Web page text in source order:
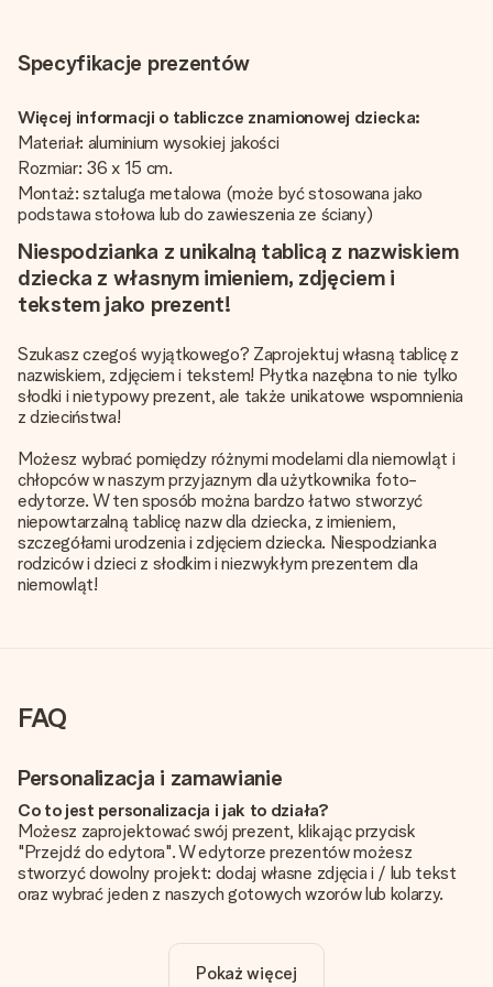
Specyfikacje prezentów
Więcej informacji o tabliczce znamionowej dziecka:
Materiał: aluminium wysokiej jakości
Rozmiar: 36 x 15 cm.
Montaż: sztaluga metalowa (może być stosowana jako
podstawa stołowa lub do zawieszenia ze ściany)
Niespodzianka z unikalną tablicą z nazwiskiem
dziecka z własnym imieniem, zdjęciem i
tekstem jako prezent!
Szukasz czegoś wyjątkowego? Zaprojektuj własną tablicę z
nazwiskiem, zdjęciem i tekstem! Płytka nazębna to nie tylko
słodki i nietypowy prezent, ale także unikatowe wspomnienia
z dzieciństwa!
Możesz wybrać pomiędzy różnymi modelami dla niemowląt i
chłopców w naszym przyjaznym dla użytkownika foto-
edytorze. W ten sposób można bardzo łatwo stworzyć
niepowtarzalną tablicę nazw dla dziecka, z imieniem,
szczegółami urodzenia i zdjęciem dziecka. Niespodzianka
rodziców i dzieci z słodkim i niezwykłym prezentem dla
niemowląt!
FAQ
Personalizacja i zamawianie
Co to jest personalizacja i jak to działa?
Możesz zaprojektować swój prezent, klikając przycisk
"Przejdź do edytora". W edytorze prezentów możesz
stworzyć dowolny projekt: dodaj własne zdjęcia i / lub tekst
oraz wybrać jeden z naszych gotowych wzorów lub kolarzy.
Cena podana na stronie internetowej obejmuje personalizację
Twojego prezentu - ilość zdjęć lub tekstów nie wpływa na
Pokaż więcej